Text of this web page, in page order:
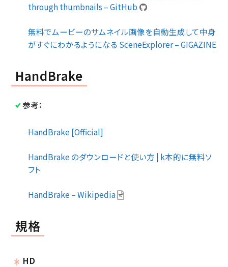
through thumbnails – GitHub
無料でムービーのサムネイル画像を自動生成して中身
がすぐにわかるようになる SceneExplorer – GIGAZINE
HandBrake
参考：
HandBrake [Official]
HandBrake のダウンロードと使い方 | k本的に無料ソ
フト
HandBrake – Wikipedia
規格
HD